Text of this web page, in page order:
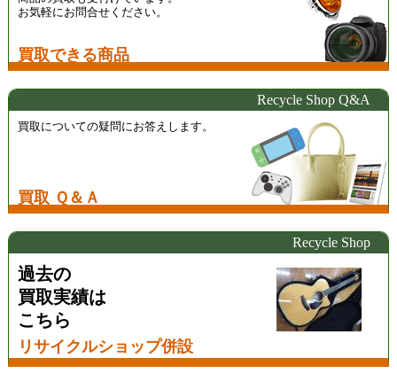
買取できる商品
お気軽にお問合せください。
Recycle Shop Q&A
買取 Ｑ＆Ａ
買取についての疑問にお答えします。
Recycle Shop
リサイクルショップ併設
過去の
買取実績は
こちら